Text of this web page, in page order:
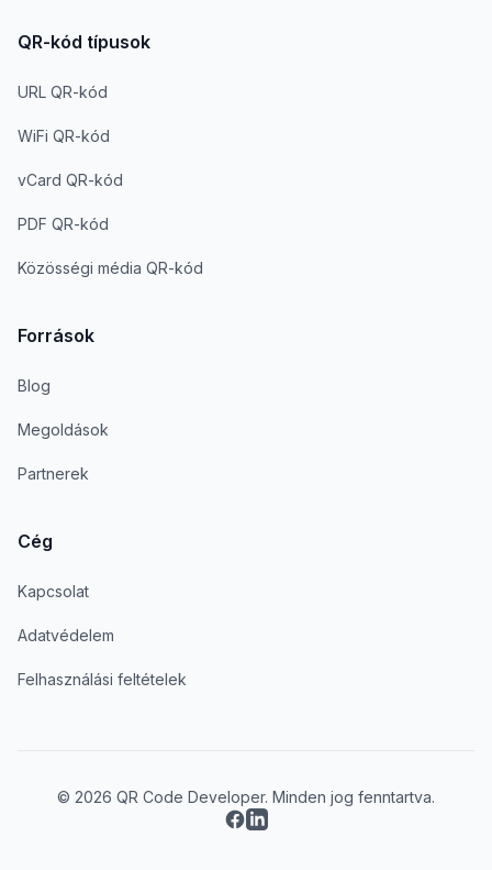
QR-kód típusok
URL QR-kód
WiFi QR-kód
vCard QR-kód
PDF QR-kód
Közösségi média QR-kód
Források
Blog
Megoldások
Partnerek
Cég
Kapcsolat
Adatvédelem
Felhasználási feltételek
© 2026 QR Code Developer. Minden jog fenntartva.